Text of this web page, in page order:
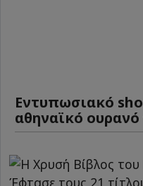
Εντυπωσιακό
αθηναϊκό